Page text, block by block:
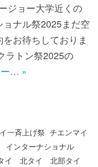
ジョー大学近くの
ナル祭2025まだ空
お待ちしておりま
ラトン祭2025の
ー… »
一斉上げ祭 チエンマイ
ンターナショナル
イ 北タイ 北部タイ